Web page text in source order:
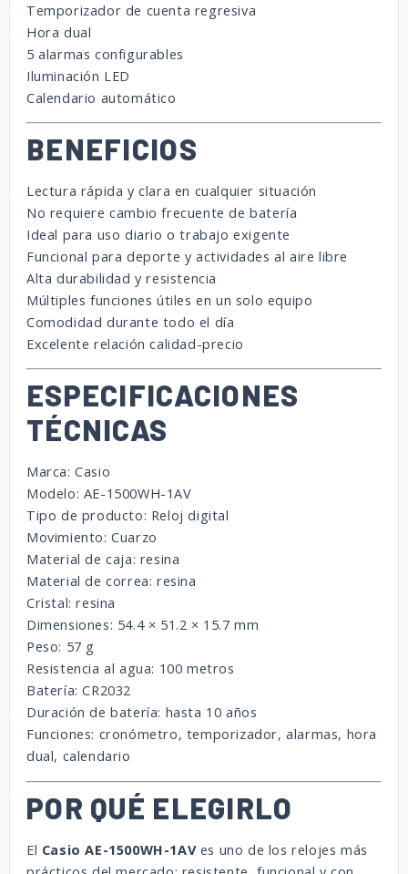
Temporizador de cuenta regresiva
Hora dual
5alarmasconfigurables
Iluminación LED
Calendario automático
BENEFICIOS
Lectura rápidayclara en cualquier situación
No requierecambiofrecuentedebatería
Ideal para usodiariootrabajoexigente
Funcional para deporte yactividadesalairelibre
Alta durabilidadyresistencia
Múltiples funciones útilesenun solo equipo
Comodidad durante todo el día
Excelente relacióncalidad-precio
ESPECIFICACIONES
TÉCNICAS
Marca:Casio
Modelo: AE-1500WH-1AV
Tipo de producto: Relojdigital
Movimiento:Cuarzo
Materialdecaja: resina
Materialdecorrea:resina
Cristal:resina
Dimensiones: 54.4 × 51.2 × 15.7mm
Peso: 57 g
Resistenciaalagua: 100metros
Batería:CR2032
Duracióndebatería: hasta 10años
Funciones: cronómetro, temporizador,alarmas, hora
dual, calendario
POR QUÉ ELEGIRLO
El CasioAE-1500WH-1AV es unode losrelojesmás